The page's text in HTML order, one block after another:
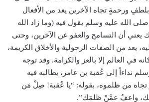
ورحمةٍ تجاه الآخرين يعد من الأفعال
الله عليه وسلم يقول فيه (وما زاد الله
يعني أن التسامح والعفو عن الآخرين، وحتى
يعد من الصفات الرجولية والأخلاق الكريمة،
في العالم إلا بالعز والكرامة. وقد توجه
نداءاً إلى عُقبة بن عامر، يطالبه فيه
تجاه من ظلموه، بقوله: “يا عُقبة! صِلْ مَن
واعفُ عمَّنْ ظلمَك”.